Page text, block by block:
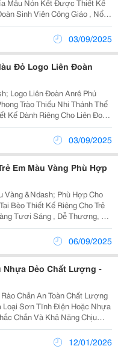
Sinh Viên Công Giáo , Nổi
Mát , Tượng Trưng Cho Sức
Thần Dấn Thân Của...03/09/2025
Đỏ Logo Liên Đoàn
Logo Liên Đoàn Anrê Phú
Trào Thiếu Nhi Thánh Thể
Kế Dành Riêng Cho Liên Đoàn
Màu Đỏ Tươi Đặc Trưng
Nhiệt Thành, Can Đảm
03/09/2025
Em Màu Vàng Phù Hợp
Vàng &Ndash; Phù Hợp Cho
Tươi Sáng , Dễ Thương, Dễ
Khi Bé Tham Gia Các Hoạt
Trời. ✔️ Chất Liệu Cotton Mềm Mại,...06/09/2025
Nhựa Dẻo Chất Lượng -
Sơn Tĩnh Điện Hoặc Nhựa
Chắn Và Khả Năng Chịu
Nổi Bật Với Màu Sắc Cảnh
Diện Từ Xa. Bề Mặt Rào12/01/2026